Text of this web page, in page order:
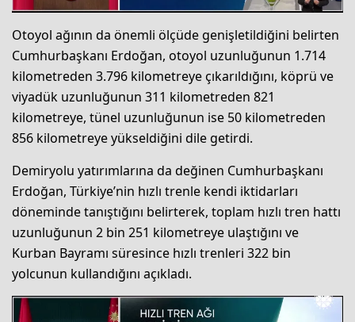
Otoyol ağının da önemli ölçüde genişletildiğini belirten
Cumhurbaşkanı Erdoğan, otoyol uzunluğunun 1.714
kilometreden 3.796 kilometreye çıkarıldığını, köprü ve
viyadük uzunluğunun 311 kilometreden 821
kilometreye, tünel uzunluğunun ise 50 kilometreden
856 kilometreye yükseldiğini dile getirdi.
Demiryolu yatırımlarına da değinen Cumhurbaşkanı
Erdoğan, Türkiye’nin hızlı trenle kendi iktidarları
döneminde tanıştığını belirterek, toplam hızlı tren hattı
uzunluğunun 2 bin 251 kilometreye ulaştığını ve
Kurban Bayramı süresince hızlı trenleri 322 bin
yolcunun kullandığını açıkladı.